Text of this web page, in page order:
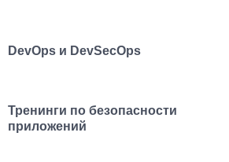
DevOps и DevSecOps
Тренинги по безопасности
приложений